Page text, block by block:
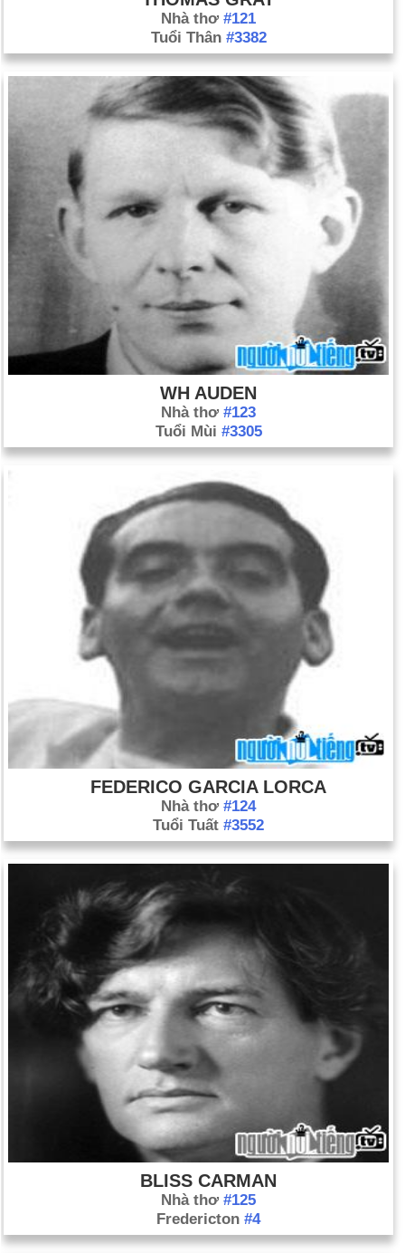
Nhà thơ #121
Tuổi Thân #3382
WH AUDEN
Nhà thơ #123
Tuổi Mùi #3305
FEDERICO GARCIA LORCA
Nhà thơ #124
Tuổi Tuất #3552
BLISS CARMAN
Nhà thơ #125
Fredericton #4